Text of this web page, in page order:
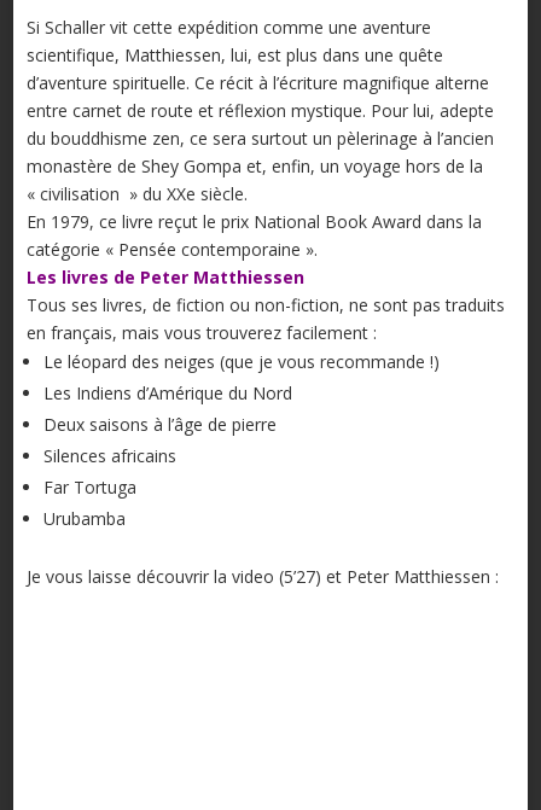
Si Schaller vit cette expédition comme une aventure
scientifique, Matthiessen, lui, est plus dans une quête
d’aventure spirituelle. Ce récit à l’écriture magnifique alterne
entre carnet de route et réflexion mystique. Pour lui, adepte
du bouddhisme zen, ce sera surtout un pèlerinage à l’ancien
monastère de Shey Gompa et, enfin, un voyage hors de la
« civilisation » du XXe siècle.
En 1979, ce livre reçut le prix National Book Award dans la
catégorie « Pensée contemporaine ».
Les livres de Peter Matthiessen
Tous ses livres, de fiction ou non-fiction, ne sont pas traduits
en français, mais vous trouverez facilement :
Le léopard des neiges (que je vous recommande !)
Les Indiens d’Amérique du Nord
Deux saisons à l’âge de pierre
Silences africains
Far Tortuga
Urubamba
Je vous laisse découvrir la video (5’27) et Peter Matthiessen :